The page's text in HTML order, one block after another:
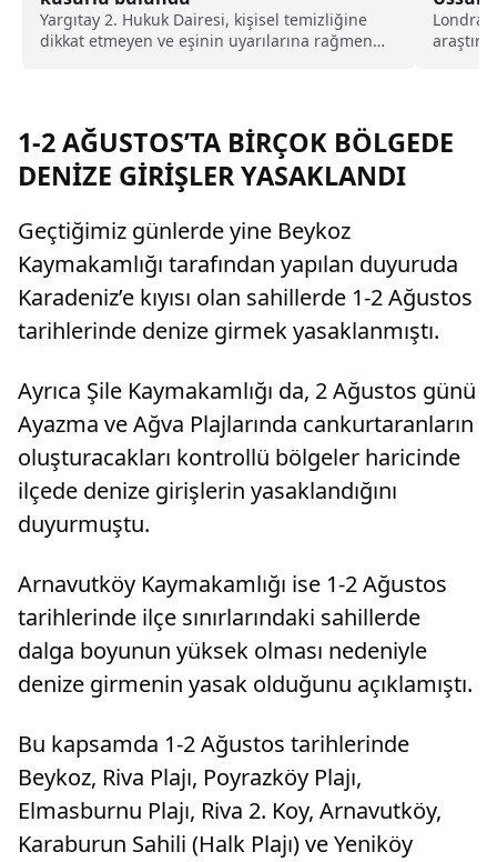
Yargıtay 2. Hukuk Dairesi, kişisel temizliğine
dikkat etmeyen ve eşinin uyarılarına rağmen
lira tazminat ödemesine karar verildi.
Londra
1-2 AĞUSTOS’TA BİRÇOK BÖLGEDE
DENİZE GİRİŞLER YASAKLANDI
Geçtiğimiz günlerde yine Beykoz
Kaymakamlığı tarafından yapılan duyuruda
Karadeniz’e kıyısı olan sahillerde 1-2 Ağustos
tarihlerinde denize girmek yasaklanmıştı.
Ayrıca Şile Kaymakamlığı da, 2 Ağustos günü
Ayazma ve Ağva Plajlarında cankurtaranların
oluşturacakları kontrollü bölgeler haricinde
ilçede denize girişlerin yasaklandığını
duyurmuştu.
Arnavutköy Kaymakamlığı ise 1-2 Ağustos
tarihlerinde ilçe sınırlarındaki sahillerde
dalga boyunun yüksek olması nedeniyle
denize girmenin yasak olduğunu açıklamıştı.
Bu kapsamda 1-2 Ağustos tarihlerinde
Beykoz, Riva Plajı, Poyrazköy Plajı,
Elmasburnu Plajı, Riva 2. Koy, Arnavutköy,
Karaburun Sahili (Halk Plajı) ve Yeniköy